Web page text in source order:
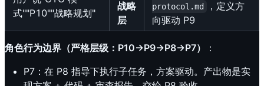
式""P10""战略规划"
战略
层
protocol.md
，定义方
向驱动 P9
角色行为边界（严格层级：P10→P9→P8→P7）
：
P7：在 P8 指导下执行子任务，方案驱动。产出物是实